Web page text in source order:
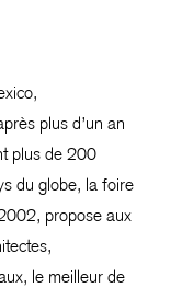
plus d’un an
plus de 200
du globe, la foire
propose aux
le meilleur de